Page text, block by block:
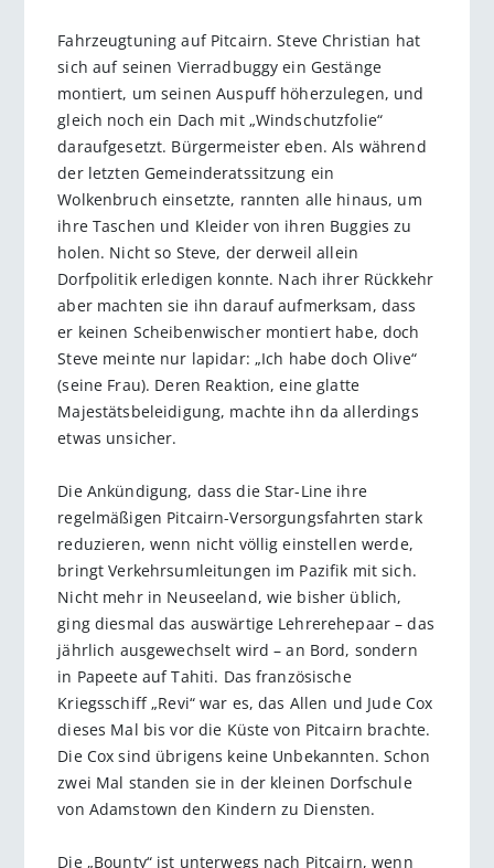
Fahrzeugtuning auf Pitcairn. Steve Christian hat
sich auf seinen Vierradbuggy ein Gestänge
montiert, um seinen Auspuff höherzulegen, und
gleich noch ein Dach mit „Windschutzfolie“
daraufgesetzt. Bürgermeister eben. Als während
der letzten Gemeinderatssitzung ein
Wolkenbruch einsetzte, rannten alle hinaus, um
ihre Taschen und Kleider von ihren Buggies zu
holen. Nicht so Steve, der derweil allein
Dorfpolitik erledigen konnte. Nach ihrer Rückkehr
aber machten sie ihn darauf aufmerksam, dass
er keinen Scheibenwischer montiert habe, doch
Steve meinte nur lapidar: „Ich habe doch Olive“
(seine Frau). Deren Reaktion, eine glatte
Majestätsbeleidigung, machte ihn da allerdings
etwas unsicher.
Die Ankündigung, dass die Star-Line ihre
regelmäßigen Pitcairn-Versorgungsfahrten stark
reduzieren, wenn nicht völlig einstellen werde,
bringt Verkehrsumleitungen im Pazifik mit sich.
Nicht mehr in Neuseeland, wie bisher üblich,
ging diesmal das auswärtige Lehrerehepaar – das
jährlich ausgewechselt wird – an Bord, sondern
in Papeete auf Tahiti. Das französische
Kriegsschiff „Revi“ war es, das Allen und Jude Cox
dieses Mal bis vor die Küste von Pitcairn brachte.
Die Cox sind übrigens keine Unbekannten. Schon
zwei Mal standen sie in der kleinen Dorfschule
von Adamstown den Kindern zu Diensten.
Die „Bounty“ ist unterwegs nach Pitcairn, wenn